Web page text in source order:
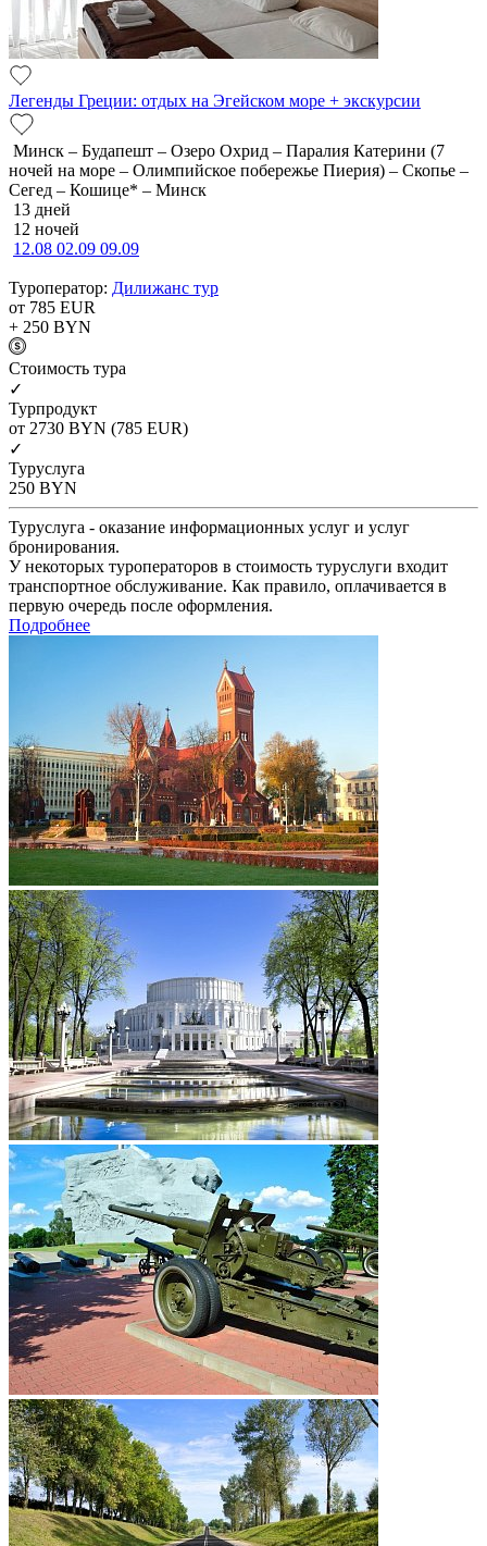
Легенды Греции: отдых на Эгейском море + экскурсии
Минск – Будапешт – Озеро Охрид – Паралия Катерини (7
ночей на море – Олимпийское побережье Пиерия) – Скопье –
Сегед – Кошице* – Минск
13 дней
12 ночей
12.08 02.09 09.09
Туроператор: Дилижанс тур
от 785 EUR
+ 250 BYN
Cтоимость тура
✓
Турпродукт
от 2730 BYN (785 EUR)
✓
Туруслуга
250 BYN
Туруслуга - оказание информационных услуг и услуг
бронирования.
У некоторых туроператоров в стоимость туруслуги входит
транспортное обслуживание. Как правило, оплачивается в
первую очередь после оформления.
Подробнее